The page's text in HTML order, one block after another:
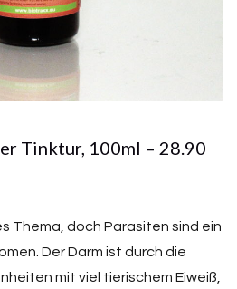
Tinktur, 100ml – 28.90
Thema, doch Parasiten sind ein
Der Darm ist durch die
mit viel tierischem Eiweiß,